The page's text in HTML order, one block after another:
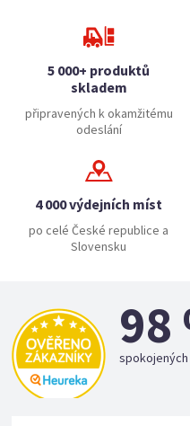
5 000+ produktů
skladem
připravených k okamžitému
odeslání
4 000 výdejních míst
po celé České republice a
Slovensku
98